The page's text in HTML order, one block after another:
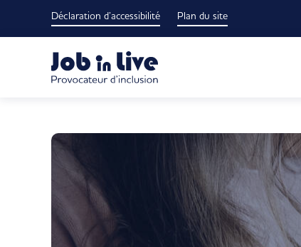
Déclaration d’accessibilité Plan du site